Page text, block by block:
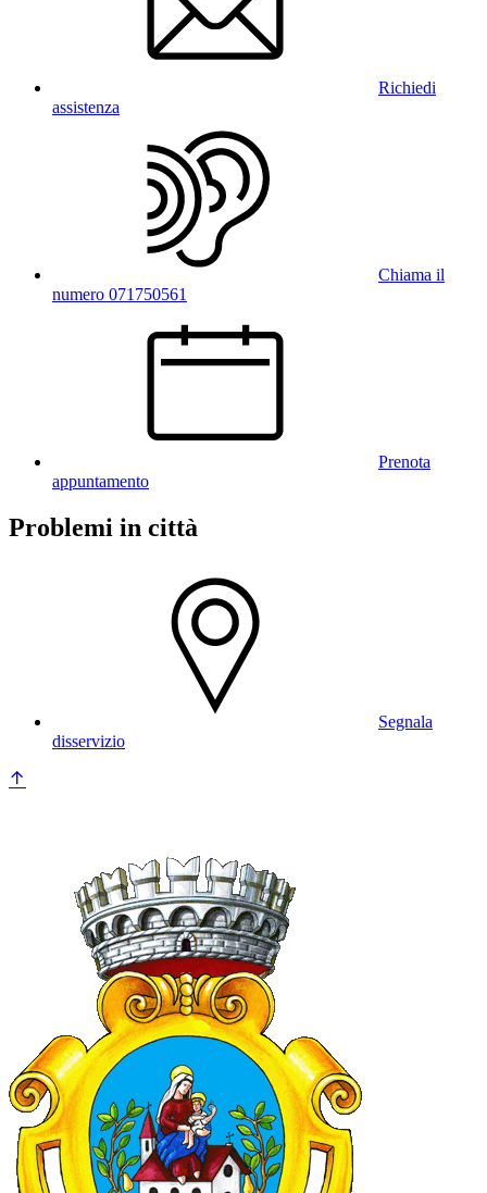
Richiedi
assistenza
Chiama il
numero 071750561
Prenota
appuntamento
Problemi in città
Segnala
disservizio